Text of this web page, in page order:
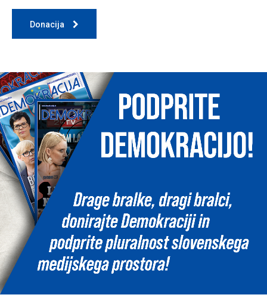
Donacija